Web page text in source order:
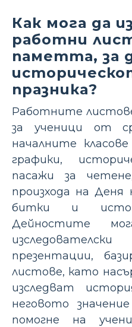
Как мога да
работни
паметта, за
празника?
Работните
за ученици от
началните
графики,
пасажи за
произхода на
битки и
Дейностите
презентации,
листове, като
изследват
неговото
помогне на